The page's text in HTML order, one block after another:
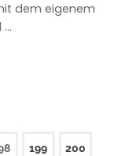
dem eigenem
…
199 200